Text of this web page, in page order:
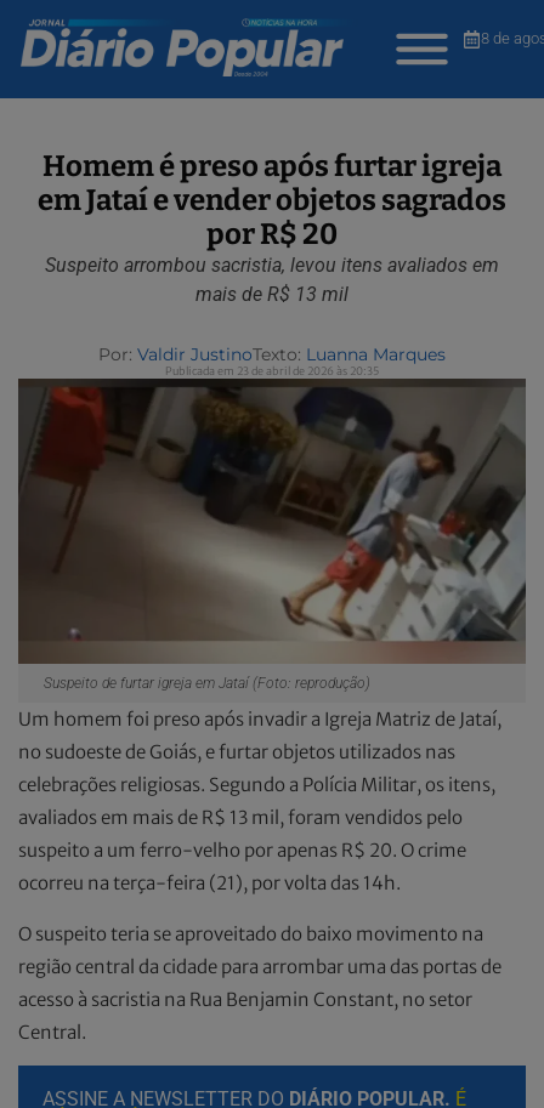
8 de
Homem é preso após furtar igreja
em Jataí e vender objetos sagrados
por R$ 20
Suspeito arrombou sacristia, levou itens avaliados em
mais de R$ 13 mil
Por: Valdir JustinoTexto: Luanna Marques
Publicada em 23 de abril de 2026 às 20:35
Suspeito de furtar igreja em Jataí (Foto: reprodução)
Um homem foi preso após invadir a Igreja Matriz de Jataí,
no sudoeste de Goiás, e furtar objetos utilizados nas
celebrações religiosas. Segundo a Polícia Militar, os itens,
avaliados em mais de R$ 13 mil, foram vendidos pelo
suspeito a um ferro-velho por apenas R$ 20. O crime
ocorreu na terça-feira (21), por volta das 14h.
O suspeito teria se aproveitado do baixo movimento na
região central da cidade para arrombar uma das portas de
acesso à sacristia na Rua Benjamin Constant, no setor
Central.
ASSINE A NEWSLETTER DO DIÁRIO POPULAR. É